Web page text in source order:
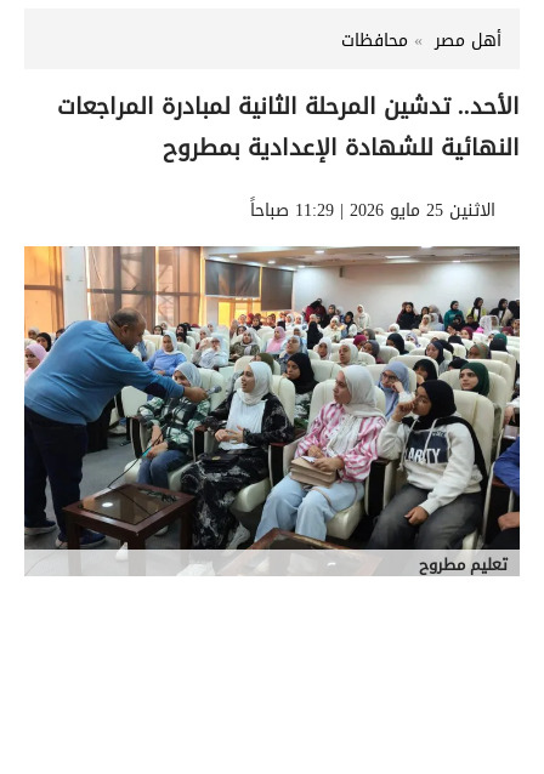
أهل مصر محافظات
الأحد.. تدشين المرحلة الثانية لمبادرة المراجعات
النهائية للشهادة الإعدادية بمطروح
الاثنين 25 مايو 2026 | 11:29 صباحاً
تعليم مطروح